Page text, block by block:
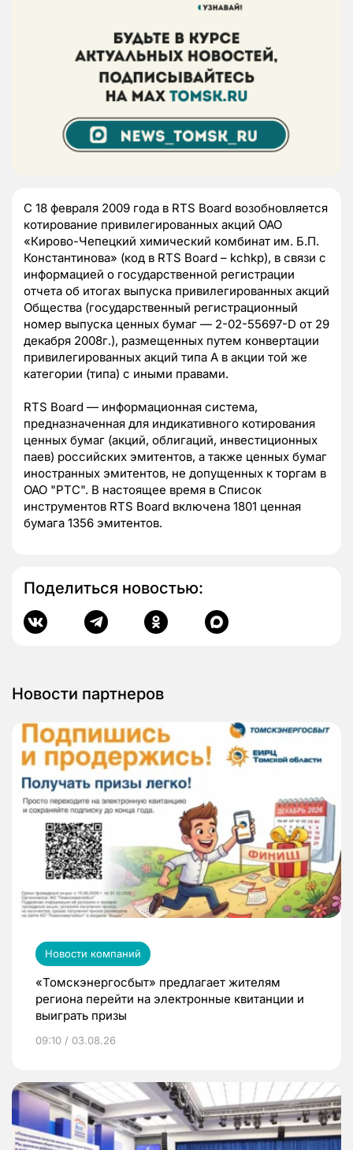
С 18 февраля 2009 года в RTS Board возобновляется
котирование привилегированных акций ОАО
«Кирово-Чепецкий химический комбинат им. Б.П.
Константинова» (код в RTS Board – kchkp), в связи с
информацией о государственной регистрации
отчета об итогах выпуска привилегированных акций
Общества (государственный регистрационный
номер выпуска ценных бумаг — 2-02-55697-D от 29
декабря 2008г.), размещенных путем конвертации
привилегированных акций типа А в акции той же
категории (типа) с иными правами.
RTS Board — информационная система,
предназначенная для индикативного котирования
ценных бумаг (акций, облигаций, инвестиционных
паев) российских эмитентов, а также ценных бумаг
иностранных эмитентов, не допущенных к торгам в
ОАО "РТС". В настоящее время в Список
инструментов RTS Board включена 1801 ценная
бумага 1356 эмитентов.
Поделиться новостью:
Новости партнеров
Новости компаний
«Томскэнергосбыт» предлагает жителям
региона перейти на электронные квитанции и
выиграть призы
09:10 / 03.08.26